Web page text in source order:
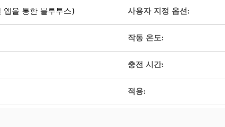
앱을 통한 블루투스) 사용자 지정 옵션:
작동 온도:
충전 시간:
적용: